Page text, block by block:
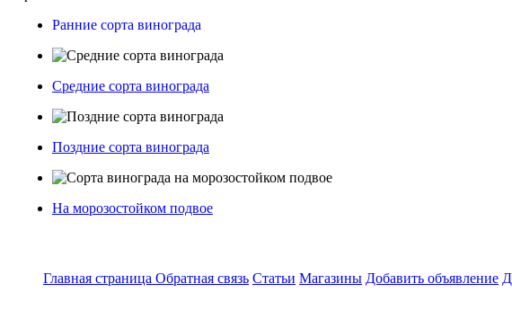
Ранние сорта винограда
Средние сорта винограда
Поздние сорта винограда
На морозостойком подвое
Главная страница Обратная связь Статьи Магазины Добавить объявление